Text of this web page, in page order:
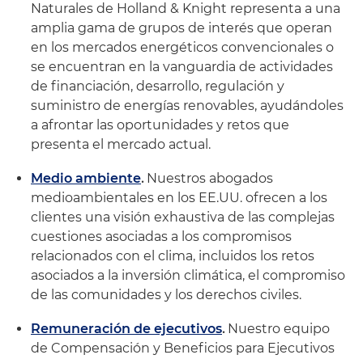
Naturales de Holland & Knight representa a una
amplia gama de grupos de interés que operan
en los mercados energéticos convencionales o
se encuentran en la vanguardia de actividades
de financiación, desarrollo, regulación y
suministro de energías renovables, ayudándoles
a afrontar las oportunidades y retos que
presenta el mercado actual.
Medio ambiente.Nuestros abogados
medioambientales en los EE.UU. ofrecen a los
clientes una visión exhaustiva de las complejas
cuestiones asociadas a los compromisos
relacionados con el clima, incluidos los retos
asociados a la inversión climática, el compromiso
de las comunidades y los derechos civiles.
Remuneración de ejecutivos.Nuestro equipo
de Compensación y Beneficios para Ejecutivos